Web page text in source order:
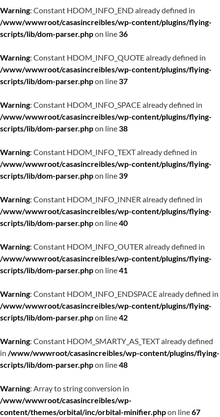
Warning: Constant HDOM_INFO_END already defined in
/www/wwwroot/casasincreibles/wp-content/plugins/flying-
scripts/lib/dom-parser.phpon line36
Warning: Constant HDOM_INFO_QUOTE already defined in
/www/wwwroot/casasincreibles/wp-content/plugins/flying-
scripts/lib/dom-parser.phpon line37
Warning: Constant HDOM_INFO_SPACE already defined in
/www/wwwroot/casasincreibles/wp-content/plugins/flying-
scripts/lib/dom-parser.phpon line38
Warning: Constant HDOM_INFO_TEXT already defined in
/www/wwwroot/casasincreibles/wp-content/plugins/flying-
scripts/lib/dom-parser.phpon line39
Warning: Constant HDOM_INFO_INNER already defined in
/www/wwwroot/casasincreibles/wp-content/plugins/flying-
scripts/lib/dom-parser.phpon line40
Warning: Constant HDOM_INFO_OUTER already defined in
/www/wwwroot/casasincreibles/wp-content/plugins/flying-
scripts/lib/dom-parser.phpon line41
Warning: Constant HDOM_INFO_ENDSPACE already defined in
/www/wwwroot/casasincreibles/wp-content/plugins/flying-
scripts/lib/dom-parser.phpon line42
Warning: Constant HDOM_SMARTY_AS_TEXT already defined
in /www/wwwroot/casasincreibles/wp-content/plugins/flying-
scripts/lib/dom-parser.phpon line48
Warning: Array to string conversion in
/www/wwwroot/casasincreibles/wp-
content/themes/orbital/inc/orbital-minifier.phpon line67